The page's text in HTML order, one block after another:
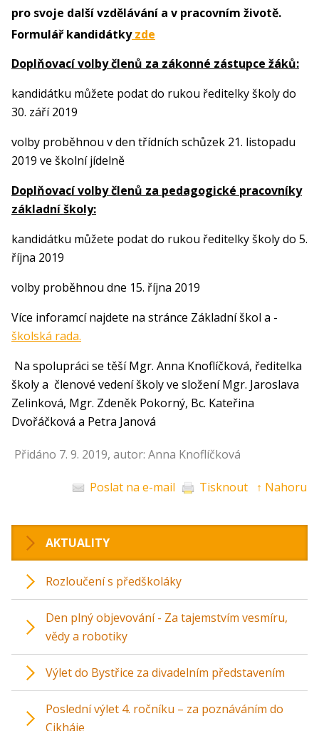
pro svoje další vzdělávání a v pracovním životě.
Formulář kandidátkyzde
Doplňovací volby členů za zákonné zástupce žáků:
kandidátku můžete podat do rukou ředitelky školy do
30. září 2019
volby proběhnou v den třídních schůzek 21. listopadu
2019 ve školní jídelně
Doplňovací volby členů za pedagogické pracovníky
základní školy:
kandidátku můžete podat do rukou ředitelky školy do 5.
října 2019
volby proběhnou dne 15. října 2019
Více inforamcí najdete na stránce Základní škol a -
školská rada.
Na spolupráci se těší Mgr. Anna Knoflíčková, ředitelka
školy a členové vedení školy ve složení Mgr. Jaroslava
Zelinková, Mgr. Zdeněk Pokorný, Bc. Kateřina
Dvořáčková a Petra Janová
Přidáno 7. 9. 2019, autor: Anna Knoflíčková
Poslat na e-mail Tisknout ↑ Nahoru
AKTUALITY
Rozloučení s předškoláky
Den plný objevování - Za tajemstvím vesmíru,
vědy a robotiky
Výlet do Bystřice za divadelním představením
Poslední výlet 4. ročníku – za poznáváním do
Cikháje